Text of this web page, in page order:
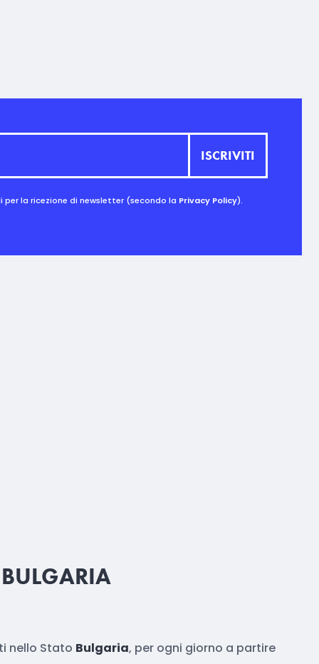
la ricezione di newsletter (secondo la Privacy Policy).
nello Stato Bulgaria, per ogni giorno a partire